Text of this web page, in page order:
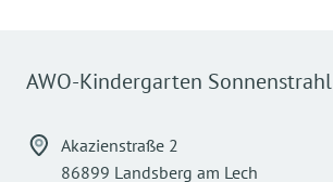
AWO-Kindergarten Sonnenstrahl
Akazienstraße 2
86899 Landsberg am Lech